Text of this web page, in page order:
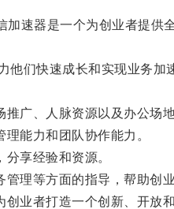
器是一个为创业者提供
们快速成长和实现业务加
广、人脉资源以及办公场地
能力和团队协作能力。
享经验和资源。
等方面的指导，帮助创业
业者打造一个创新、开放和